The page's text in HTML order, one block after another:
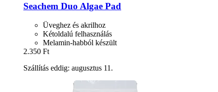
Seachem Duo Algae Pad
Üveghez és akrilhoz
Kétoldalú felhasználás
Melamin-habból készült
2.350 Ft
Szállítás eddig: augusztus 11.